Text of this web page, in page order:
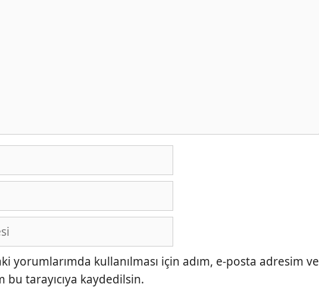
yorumlarımda kullanılması için adım, e-posta adresim ve
bu tarayıcıya kaydedilsin.